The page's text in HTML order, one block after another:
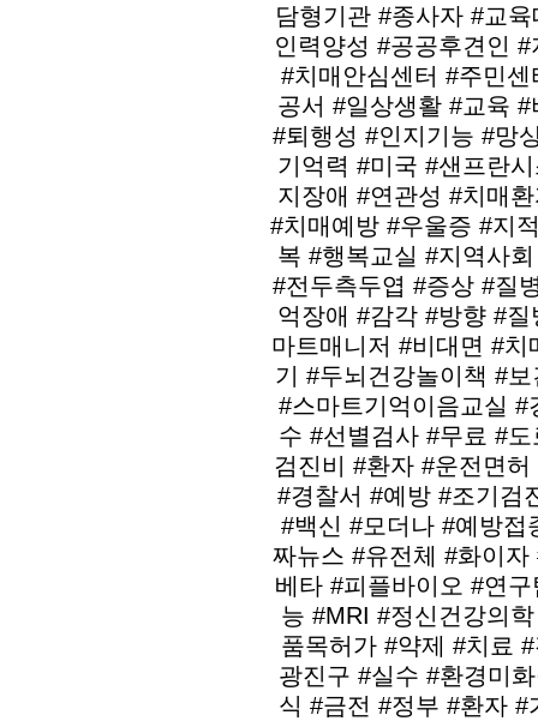
담형기관 #종사자 #교
인력양성 #공공후견인
#치매안심센터 #주민
공서 #일상생활 #교육
#퇴행성 #인지기능 #망
기억력 #미국 #샌프란
지장애 #연관성 #치매
#치매예방 #우울증 #지
복 #행복교실 #지역사
#전두측두엽 #증상 #질
억장애 #감각 #방향 #
마트매니저 #비대면 #
기 #두뇌건강놀이책 #
#스마트기억이음교실
수 #선별검사 #무료 #
검진비 #환자 #운전면
#경찰서 #예방 #조기검
#백신 #모더나 #예방접
짜뉴스 #유전체 #화이
베타 #피플바이오 #연
능 #MRI #정신건강의
품목허가 #약제 #치료
광진구 #실수 #환경미
식 #금전 #정부 #환자